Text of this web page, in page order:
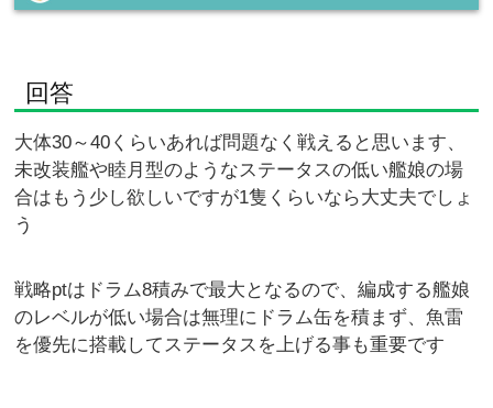
回答
大体30～40くらいあれば問題なく戦えると思います、
未改装艦や睦月型のようなステータスの低い艦娘の場
合はもう少し欲しいですが1隻くらいなら大丈夫でしょ
う
戦略ptはドラム8積みで最大となるので、編成する艦娘
のレベルが低い場合は無理にドラム缶を積まず、魚雷
を優先に搭載してステータスを上げる事も重要です